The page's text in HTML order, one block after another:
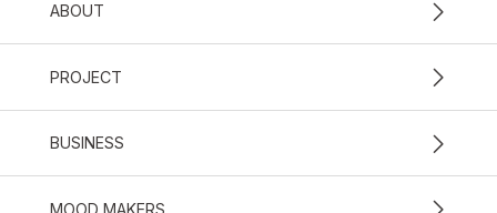
ABOUT
PROJECT
BUSINESS
MOOD MAKERS